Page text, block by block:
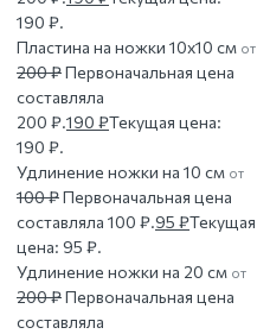
190 ₽.
Пластина на ножки 10х10 см от
200₽Первоначальная цена
составляла
200 ₽.190 ₽Текущая цена:
190 ₽.
Удлинение ножки на 10 см от
100₽Первоначальная цена
составляла 100 ₽.95 ₽Текущая
цена: 95 ₽.
Удлинение ножки на 20 см от
200₽Первоначальная цена
составляла